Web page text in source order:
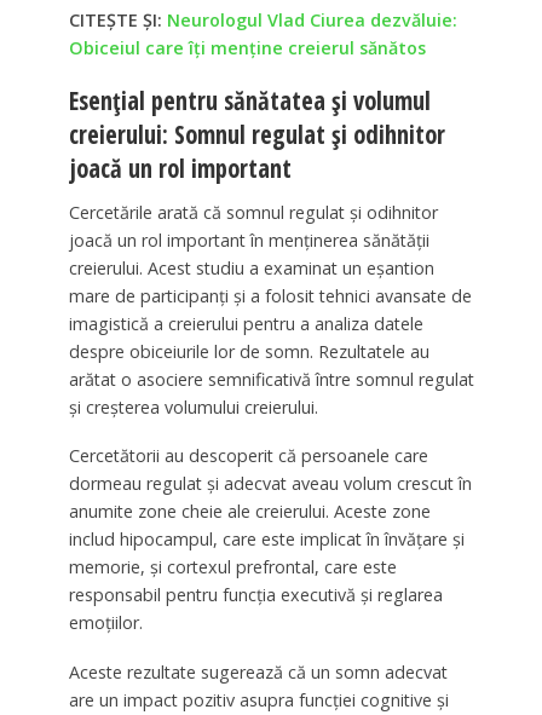
CITEȘTE ȘI: Neurologul Vlad Ciurea dezvăluie:
Obiceiul care îți menține creierul sănătos
Esențial pentru sănătatea și volumul
creierului: Somnul regulat și odihnitor
joacă un rol important
Cercetările arată că somnul regulat și odihnitor
joacă un rol important în menținerea sănătății
creierului. Acest studiu a examinat un eșantion
mare de participanți și a folosit tehnici avansate de
imagistică a creierului pentru a analiza datele
despre obiceiurile lor de somn. Rezultatele au
arătat o asociere semnificativă între somnul regulat
și creșterea volumului creierului.
Cercetătorii au descoperit că persoanele care
dormeau regulat și adecvat aveau volum crescut în
anumite zone cheie ale creierului. Aceste zone
includ hipocampul, care este implicat în învățare și
memorie, și cortexul prefrontal, care este
responsabil pentru funcția executivă și reglarea
emoțiilor.
Aceste rezultate sugerează că un somn adecvat
are un impact pozitiv asupra funcției cognitive și